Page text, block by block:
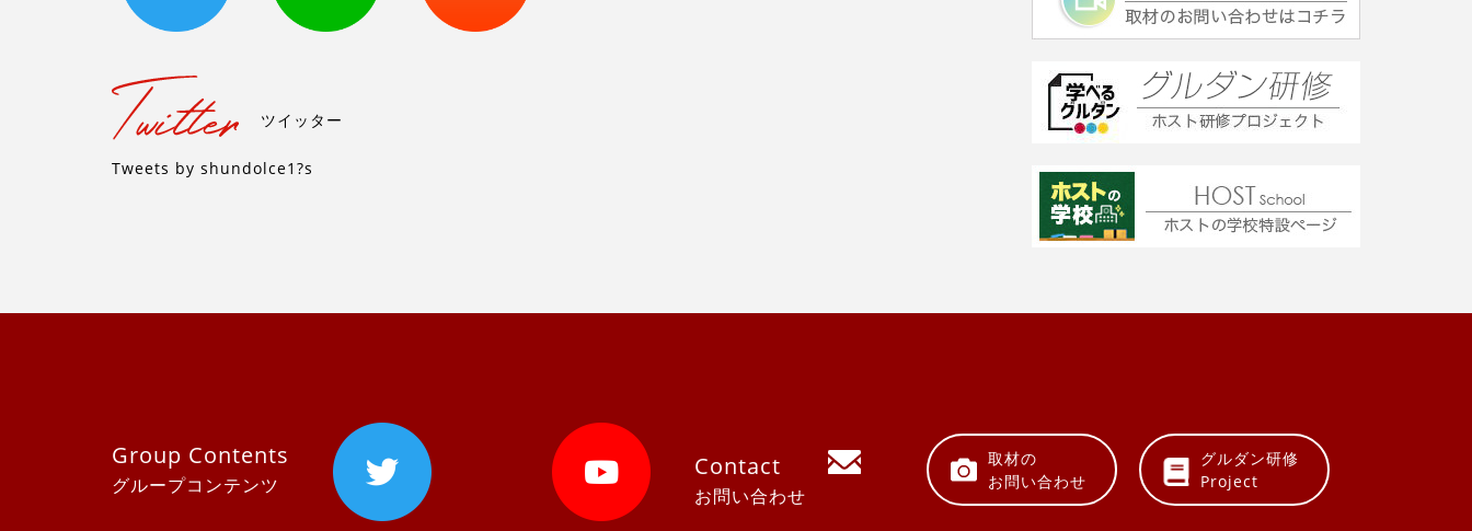
ツイッター
Tweets by shundolce1?s
Group Contents
グループコンテンツ
Contact
お問い合わせ
取材の
お問い合わせ
グルダン研修
Project